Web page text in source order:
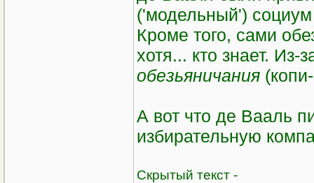
('модельный')
Кроме того, сами
хотя... кто знает. Из-
обезьяничания
А вот что де Вааль
избирательную
Cкрытый текст -